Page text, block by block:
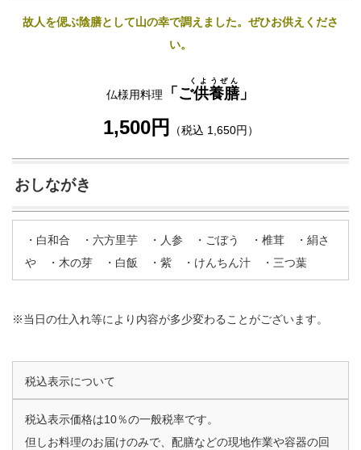
故人を偲ぶ陰膳として山の幸で調えました。ぜひお供えくださ
い。
仏様用料理 「 ご供養膳
くようぜん
」
1,500円 （税込 1,650円）
おしながき
・白和合 ・六方里芋 ・人参 ・ごぼう ・椎茸 ・絹さ
や ・木の芽 ・白飯 ・紫 ・けんちん汁 ・三つ葉
※当日の仕入れ等により内容が多少変わることがございます。
税込表示について
税込表示価格は10％の一般税率です。
但しお料理のお届けのみで、配膳などの現地作業や容器の回